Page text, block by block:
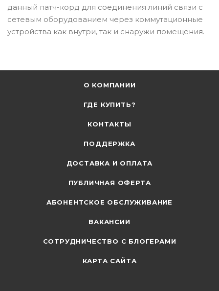
данный патч-корд для соединения линий связи с
сетевым оборудованием через коммутационные
устройства как внутри, так и снаружи помещения.
О КОМПАНИИ
ГДЕ КУПИТЬ?
КОНТАКТЫ
ПОДДЕРЖКА
ДОСТАВКА И ОПЛАТА
ПУБЛИЧНАЯ ОФЕРТА
АБОНЕНТСКОЕ ОБСЛУЖИВАНИЕ
ВАКАНСИИ
СОТРУДНИЧЕСТВО С БЛОГЕРАМИ
КАРТА САЙТА